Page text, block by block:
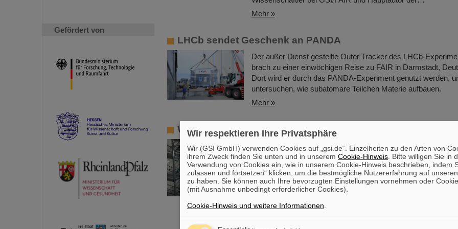
Gefördert von
Mehr »
LHCb sendet Geschenk an PANDA
Der außer Dienst gestellte Outer Tracker des LHCb-
brach zu einer einwöchigen Reise zu FAIR in Darmstadt,
Dort wird er durch das PANDA-Experiment genutzt werden,
untersuchen, wie subatomare Teilchen Materie aufbauen.
Mehr »
Wissenschaft an ihren Platz bringen bei GSI/FAIR mit
GSI und FAIR sind neues Mitglied der gemeinnützigen
RI.Logistica, die sich zum Ziel gesetzt hat, durch die
Werkzeugen, Infrastruktur und Standards für die Logistik
ihren Platz zu bringen“. Der Betrieb und die Verbesserung der
GSI-Beschleuniger und -Experimente sowie der Bau, die
GSI/FAIR vor enorme logistische Herausforderungen. Einige…
Wir respektieren Ihre Privatsphäre
Wir (GSI GmbH) verwenden Cookies auf „gsi.de“. Einzelheiten zu den Arten von
ihrem Zweck finden Sie unten und in unserem Cookie-Hinweis . Bitte willigen Sie in
Verwendung von Cookies ein, wie in unserem Cookie-Hinweis beschrieben, indem
zulassen und fortsetzen“ klicken, um die bestmögliche Nutzererfahrung auf
zu haben. Sie können auch Ihre bevorzugten Einstellungen vornehmen oder
(mit Ausnahme unbedingt erforderlicher Cookies).
Cookie-Hinweis und weitere Informationen